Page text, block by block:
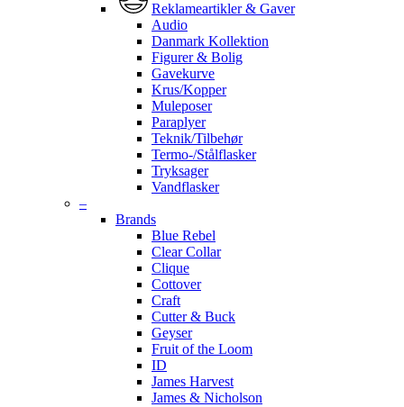
Reklameartikler & Gaver
Audio
Danmark Kollektion
Figurer & Bolig
Gavekurve
Krus/Kopper
Muleposer
Paraplyer
Teknik/Tilbehør
Termo-/Stålflasker
Tryksager
Vandflasker
–
Brands
Blue Rebel
Clear Collar
Clique
Cottover
Craft
Cutter & Buck
Geyser
Fruit of the Loom
ID
James Harvest
James & Nicholson